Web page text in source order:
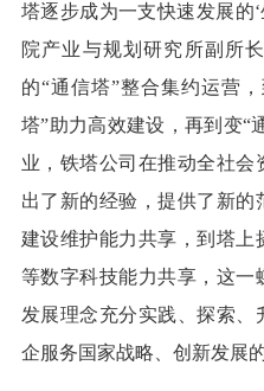
塔逐步成为一支快速发展的
院产业与规划研究所副所
的“通信塔”整合集约运营
塔”助力高效建设，再到变“
业，铁塔公司在推动全社
出了新的经验，提供了新的
建设维护能力共享，到塔
等数字科技能力共享，这
发展理念充分实践、探索、
企服务国家战略、创新发展